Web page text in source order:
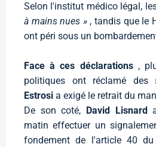
Selon l'institut médico légal,
à mains nues », tandis que le
ont péri sous un
Face à ces déclarations,
politiques ont réclamé des
Estrosi a exigé le retrait du
De son coté,
David Lisnard
matin effectuer un
fondement de l'article 40 du